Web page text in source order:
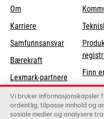
Om
Karriere
Samfunnsansvaropens
new
Bærekraft
Lexmark-partnere
Finn
Liste
Vi bruker
ordentlig, tilpasse innhold og
sosiale medier og analysere